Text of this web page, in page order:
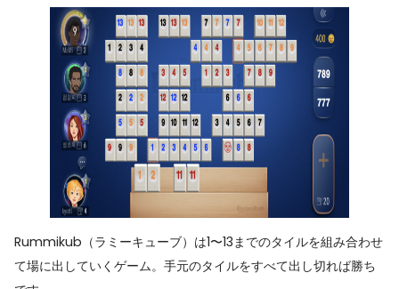
Rummikub（ラミーキューブ）は1〜13までのタイルを組み合わせ
て場に出していくゲーム。手元のタイルをすべて出し切れば勝ち